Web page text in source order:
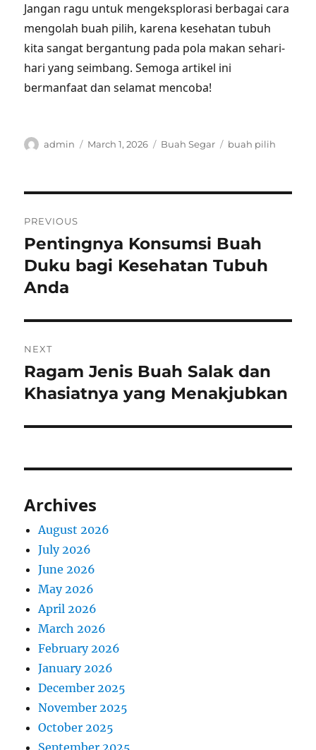
Jangan ragu untuk mengeksplorasi berbagai cara
mengolah buah pilih, karena kesehatan tubuh
kita sangat bergantung pada pola makan sehari-
hari yang seimbang. Semoga artikel ini
bermanfaat dan selamat mencoba!
Author
admin
Posted
March 1, 2026 Categories
Buah Segar Tags
buah pilih
navigation
PREVIOUS
Previous
post:
Pentingnya Konsumsi Buah
Duku bagi Kesehatan Tubuh
Anda
NEXT
Next
post:
Ragam Jenis Buah Salak dan
Khasiatnya yang Menakjubkan
Archives
August 2026
July 2026
June 2026
May 2026
April 2026
March 2026
February 2026
January 2026
December 2025
November 2025
October 2025